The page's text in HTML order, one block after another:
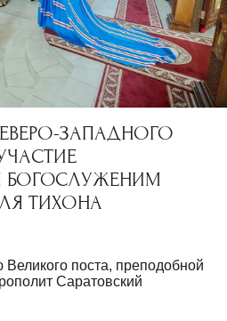
ЗАПАДНОГО
БОГОСЛУЖЕНИМ
ТИХОНА
поста, преподобной
Саратовский